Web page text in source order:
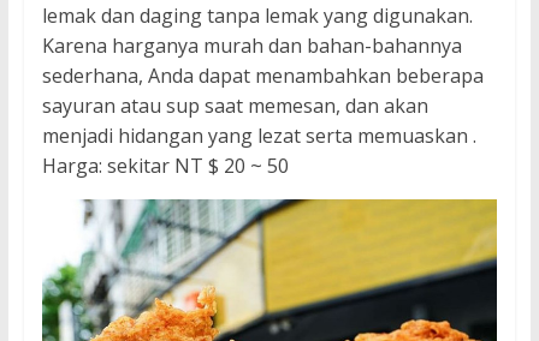
lemak dan daging tanpa lemak yang digunakan.
Karena harganya murah dan bahan-bahannya
sederhana, Anda dapat menambahkan beberapa
sayuran atau sup saat memesan, dan akan
menjadi hidangan yang lezat serta memuaskan .
Harga: sekitar NT $ 20 ~ 50